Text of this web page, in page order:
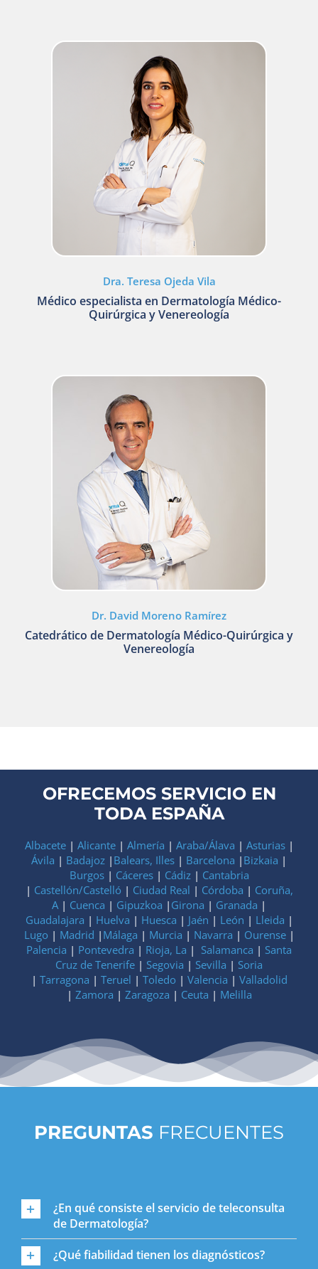
Dra. Teresa Ojeda Vila
Médico especialista en Dermatología Médico-
Quirúrgica y Venereología
Dr. David Moreno Ramírez
Catedrático de Dermatología Médico-Quirúrgica y
Venereología
OFRECEMOS SERVICIO EN
TODA ESPAÑA
Albacete| Alicante| Almería | Araba/Álava | Asturias|
Ávila | Badajoz | Balears, Illes | Barcelona | Bizkaia |
Burgos| Cáceres| Cádiz| Cantabria
| Castellón/Castelló | Ciudad Real | Córdoba | Coruña,
A | Cuenca | Gipuzkoa | Girona | Granada |
Guadalajara | Huelva | Huesca | Jaén | León | Lleida |
Lugo | Madrid | Málaga | Murcia | Navarra | Ourense|
Palencia | Pontevedra | Rioja, La | Salamanca | Santa
Cruz de Tenerife | Segovia | Sevilla | Soria
| Tarragona | Teruel | Toledo | Valencia | Valladolid
| Zamora | Zaragoza | Ceuta | Melilla
PREGUNTAS FRECUENTES
¿En qué consiste el servicio de teleconsulta
de Dermatología?
¿Qué fiabilidad tienen los diagnósticos?